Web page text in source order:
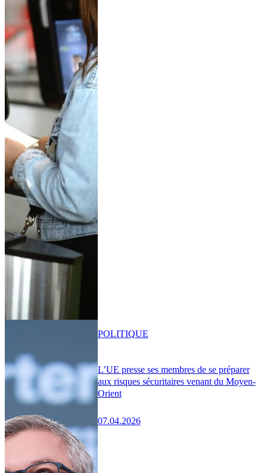
L’UE presse ses membres de se préparer
aux risques sécuritaires venant du Moyen-
Orient
07.04.2026
POLITIQUE